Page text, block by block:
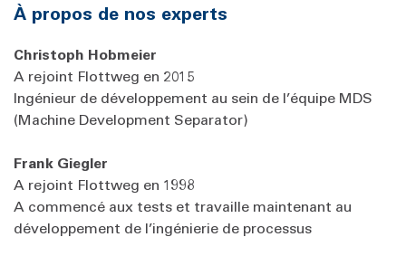
À propos de nos experts
Christoph Hobmeier
A rejoint Flottweg en 2015
Ingénieur de développement au sein de l’équipe MDS
(Machine Development Separator)
Frank Giegler
A rejoint Flottweg en 1998
A commencé aux tests et travaille maintenant au
développement de l’ingénierie de processus